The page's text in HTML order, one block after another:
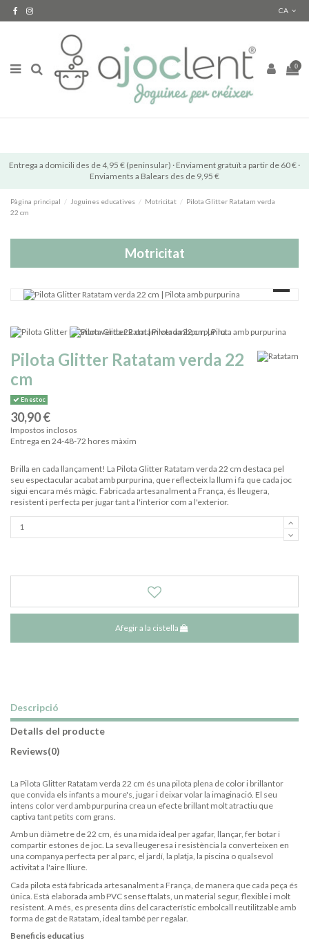
CA
0
Entrega a domicili des de 4,95 € (peninsular) · Enviament gratuït a partir de 60 € ·
Enviaments a Balears des de 9,95 €
Pàgina principal Joguines educatives Motricitat
Pilota Glitter Ratatam verda
22 cm
Motricitat
Pilota Glitter Ratatam verda 22
cm
En estoc
30,90 €
Impostos inclosos
Entrega en 24-48-72 hores màxim
Brilla en cada llançament! La Pilota Glitter Ratatam verda 22 cm destaca pel
seu espectacular acabat amb purpurina, que reflecteix la llum i fa que cada joc
sigui encara més màgic. Fabricada artesanalment a França, és lleugera,
resistent i perfecta per jugar tant a l'interior com a l'exterior.
Afegir a la cistella
Descripció
Detalls del producte
Reviews(0)
La Pilota Glitter Ratatam verda 22 cm és una pilota plena de color i brillantor
que convida els infants a moure's, jugar i deixar volar la imaginació. El seu
intens color verd amb purpurina crea un efecte brillant molt atractiu que
captiva tant petits com grans.
Amb un diàmetre de 22 cm, és una mida ideal per agafar, llançar, fer botar i
compartir estones de joc. La seva lleugeresa i resistència la converteixen en
una companya perfecta per al parc, el jardí, la platja, la piscina o qualsevol
activitat a l'aire lliure.
Cada pilota està fabricada artesanalment a França, de manera que cada peça és
única. Està elaborada amb PVC sense ftalats, un material segur, flexible i molt
resistent. A més, es presenta dins del característic embolcall reutilitzable amb
forma de gat de Ratatam, ideal també per regalar.
Beneficis educatius